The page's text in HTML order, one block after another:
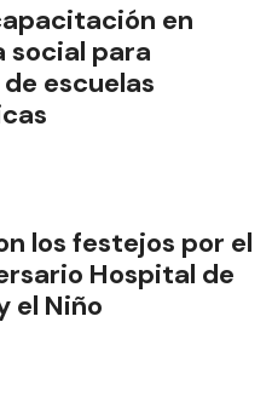
en
social para
escuelas
los festejos por el
Hospital de
el Niño